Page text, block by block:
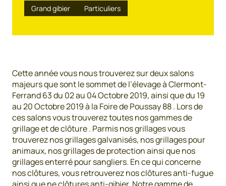
Grand gibier Particuliers
Cette année vous nous trouverez sur deux salons
majeurs que sont le sommet de l’élevage à Clermont-
Ferrand 63 du 02 au 04 Octobre 2019, ainsi que du 19
au 20 Octobre 2019 à la Foire de Poussay 88 . Lors de
ces salons vous trouverez toutes nos gammes de
grillage et de clôture . Parmis nos grillages vous
trouverez nos grillages galvanisés, nos grillages pour
animaux, nos grillages de protection ainsi que nos
grillages enterré pour sangliers. En ce qui concerne
nos clôtures, vous retrouverez nos clôtures anti-fugue